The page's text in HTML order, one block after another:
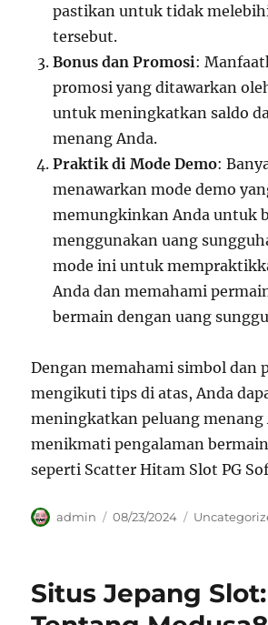
pastikan untuk tidak
tersebut.
Bonus dan Promosi:
promosi yang ditawarkan
untuk meningkatkan saldo
menang Anda.
Praktik di Mode Demo:
menawarkan mode demo
memungkinkan Anda untuk
menggunakan uang
mode ini untuk
Anda dan memahami
bermain dengan uang
Dengan memahami simbol dan
mengikuti tips di atas, Anda
meningkatkan peluang menang
menikmati pengalaman
seperti Scatter Hitam Slot PG
Author
admin
Posted
08/23/2024 Categories
Situs Jepang